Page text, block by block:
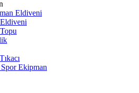
Eldiveni
Ekipman